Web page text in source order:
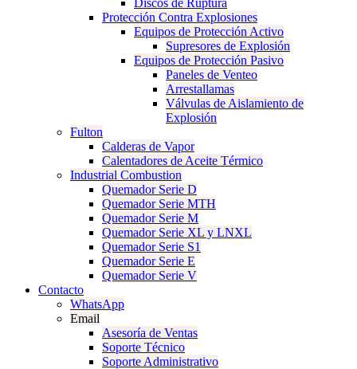
Protección Contra Explosiones
Equipos de Protección Activo
Supresores de Explosión
Equipos de Protección Pasivo
Paneles de Venteo
Arrestallamas
Válvulas de Aislamiento de
Explosión
Fulton
Calderas de Vapor
Calentadores de Aceite Térmico
Industrial Combustion
Quemador Serie D
Quemador Serie MTH
Quemador Serie M
Quemador Serie XL y LNXL
Quemador Serie S1
Quemador Serie E
Quemador Serie V
Contacto
WhatsApp
Email
Asesoría de Ventas
Soporte Técnico
Soporte Administrativo